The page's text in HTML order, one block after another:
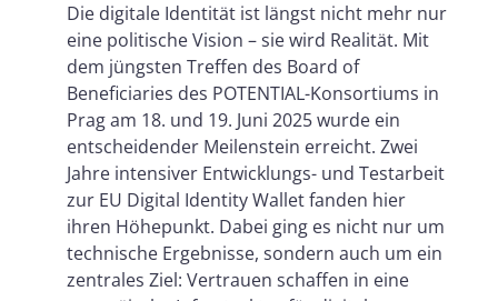
APTITUDE und WE BUILD
Vertrauen als Basis der digitalen
Identität
Die digitale Identität ist längst nicht mehr nur
eine politische Vision – sie wird Realität. Mit
dem jüngsten Treffen des Board of
Beneficiaries des POTENTIAL-Konsortiums in
Prag am 18. und 19. Juni 2025 wurde ein
entscheidender Meilenstein erreicht. Zwei
Jahre intensiver Entwicklungs- und Testarbeit
zur EU Digital Identity Wallet fanden hier
ihren Höhepunkt. Dabei ging es nicht nur um
technische Ergebnisse, sondern auch um ein
zentrales Ziel: Vertrauen schaffen in eine